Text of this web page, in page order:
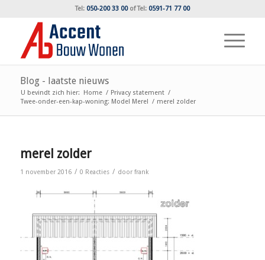
Tel: 050-200 33 00ofTel: 0591-71 77 00
Blog - laatste nieuws
U bevindt zich hier: Home / Privacy statement /
Twee-onder-een-kap-woning: Model Merel / merel zolder
merel zolder
1 november 2016 / 0 Reacties / door frank